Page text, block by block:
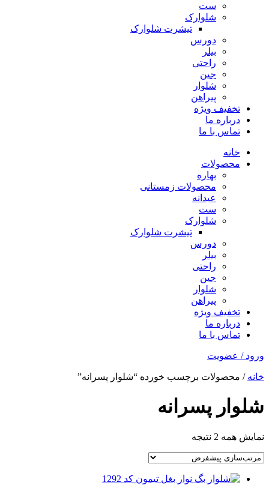
ست
شلوارک
تیشرت شلوارک
دورس
بیلر
راحتی
جین
شلوار
پیراهن
تخفیف ویژه
درباره ما
تماس با ما
خانه
محصولات
بهاره
محصولات زمستانی
عیدانه
ست
شلوارک
تیشرت شلوارک
دورس
بیلر
راحتی
جین
شلوار
پیراهن
تخفیف ویژه
درباره ما
تماس با ما
ورود / عضویت
خانه / محصولات برچسب خورده “شلوار پسرانه”
شلوار پسرانه
نمایش همه 2 نتیجه